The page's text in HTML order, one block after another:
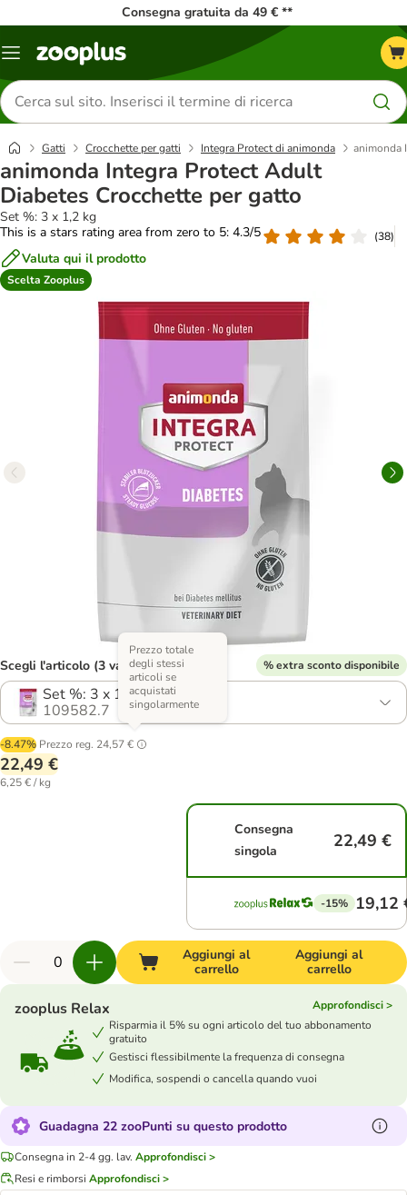
Consegna gratuita da 49 € **
Overview
Cerca
prodotti
Gatti Crocchette per gatti Integra Protect di animonda animonda
animonda Integra Protect Adult
Diabetes Crocchette per gatto
Set %: 3 x 1,2 kg
This is a stars rating area from zero to 5: 4.3/5
(38)
Valuta qui il prodotto
Scelta Zooplus
Scegli l'articolo (3 varianti) % extra sconto disponibile
Set %: 3 x 1,2 kg
109582.7
-8.47% Prezzo reg. 24,57 €
Prezzo totale
degli stessi
articoli se
acquistati
singolarmente
22,49 €
6,25 € / kg
Consegna
singola
22,49 €
-15% 19,12
Aggiungi al
carrello
Aggiungi al
carrello
zooplus Relax
Approfondisci >
Risparmia il 5% su ogni articolo del tuo abbonamento
gratuito
Gestisci flessibilmente la frequenza di consegna
Modifica, sospendi o cancella quando vuoi
Guadagna 22 zooPunti su questo prodotto
Consegna in 2-4 gg. lav. Approfondisci >
Resi e rimborsi Approfondisci >